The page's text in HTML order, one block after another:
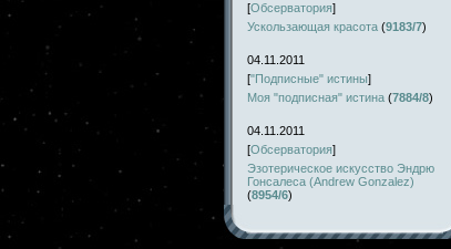
[Обсерватория]
Ускользающая красота (9183/7)
04.11.2011
["Подписные" истины]
Моя "подписная" истина (7884/8)
04.11.2011
[Обсерватория]
Эзотерическое искусство Эндрю
Гонсалеса (Andrew Gonzalez)
(8954/6)